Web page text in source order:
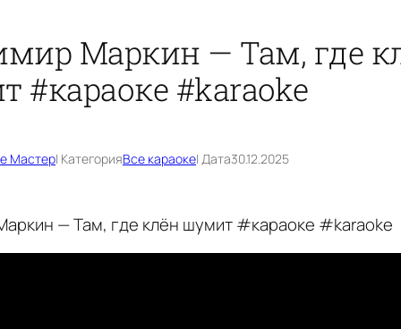
Маркин — Там, где
#караоке #karaoke
Мастер| КатегорияВсе караоке| Дата30.12.2025
— Там, где клён шумит #караоке #karaoke